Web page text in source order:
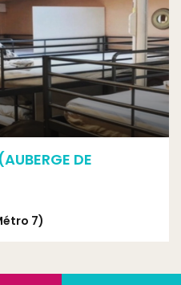
DE
7)